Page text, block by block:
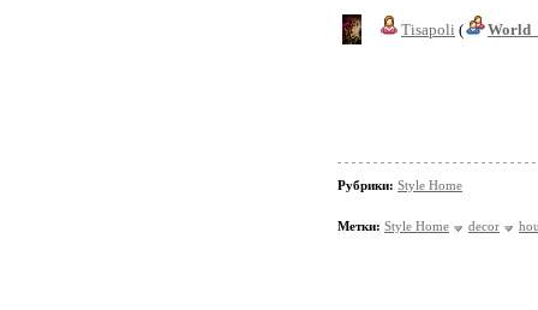
Tisapoli (
Рубрики: Style Home
Метки: Style Home decor